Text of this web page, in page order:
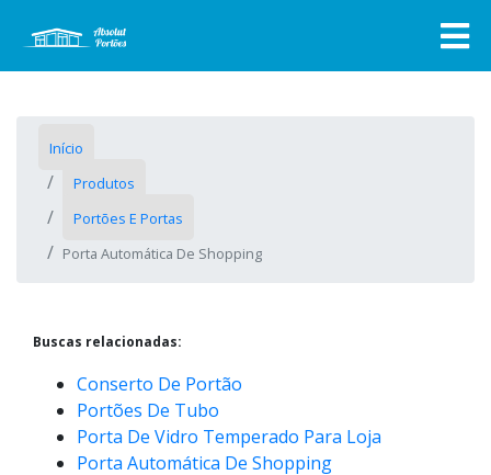
Início
Produtos
Portões E Portas
Porta Automática De Shopping
Buscas relacionadas:
Conserto De Portão
Portões De Tubo
Porta De Vidro Temperado Para Loja
Porta Automática De Shopping